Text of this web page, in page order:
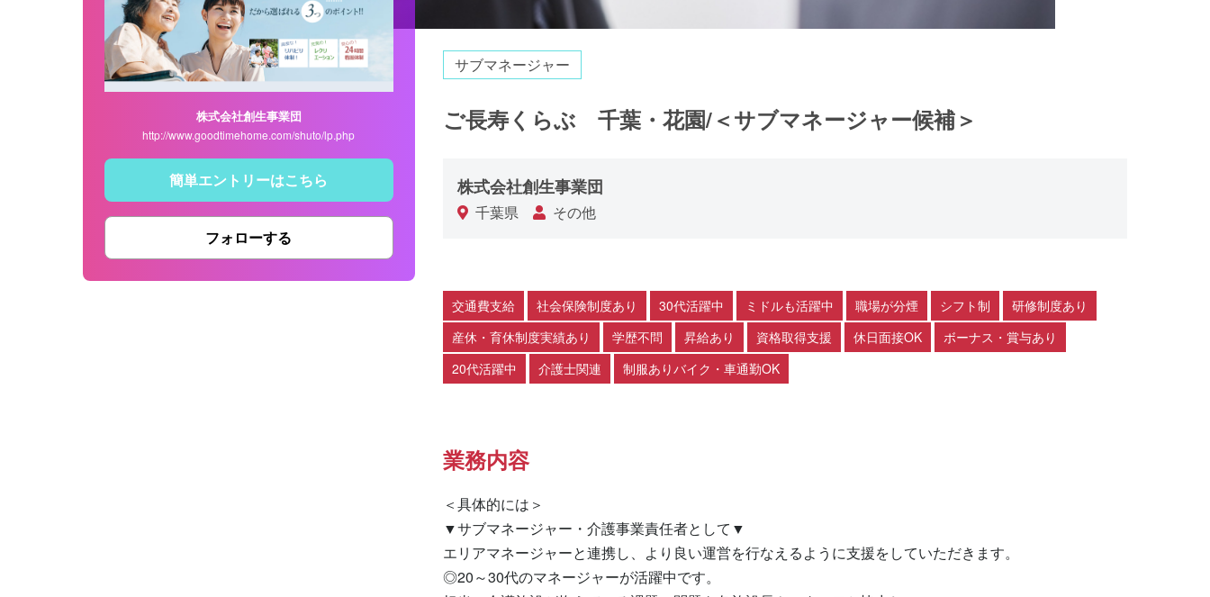
株式会社創生事業団
http://www.goodtimehome.com/shuto/lp.php
簡単エントリーはこちら
フォローする
サブマネージャー
ご長寿くらぶ 千葉・花園/＜サブマネージャー候補＞
株式会社創生事業団
千葉県 その他
交通費支給 社会保険制度あり 30代活躍中 ミドルも活躍中 職場が分煙 シフト制
研修制度あり
産休・育休制度実績あり
学歴不問 昇給あり 資格取得支援 休日面接OK
ボーナス・賞与あり
20代活躍中
介護士関連 制服ありバイク・車通勤OK
業務内容
＜具体的には＞
▼サブマネージャー・介護事業責任者として▼
エリアマネージャーと連携し、より良い運営を行なえるように支援をしていただきます。
◎20～30代のマネージャーが活躍中です。